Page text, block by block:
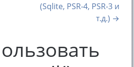
(Sqlite, PSR-4, PSR-3 и
т.д.) →